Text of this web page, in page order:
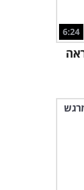
6:24